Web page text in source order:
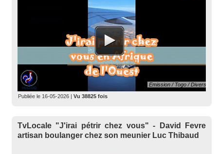
Emission / Togo / Divers
Publiée le 16-05-2026 Vu 38825 fois
TvLocale "J'irai pétrir chez vous" - David Fevre
artisan boulanger chez son meunier Luc Thibaud